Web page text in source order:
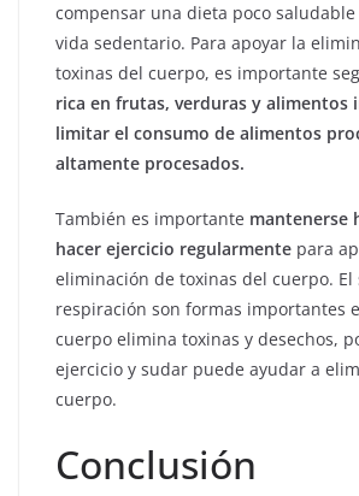
compensar una dieta poco
vida sedentario. Para apoyar la
toxinas del cuerpo, es importante
rica en frutas, verduras y alimentos
limitar el consumo de alimentos
altamente procesados.
También es importante mantenerse
hacer ejercicio regularmente para
eliminación de toxinas del cuerpo. El
respiración son formas importantes
cuerpo elimina toxinas y desechos,
ejercicio y sudar puede ayudar a
cuerpo.
Conclusión